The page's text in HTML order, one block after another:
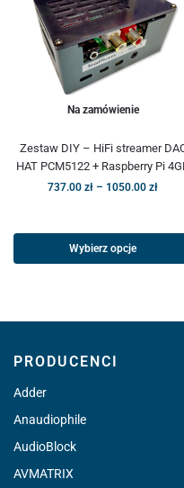
Na zamówienie
Zestaw DIY – HiFi streamer
HAT PCM5122 + Raspberry Pi
737.00 zł – 1050.00 zł
Wybierz opcje
PRODUCENCI
Adder
Anaudiophile
AudioBlock
AVMATRIX